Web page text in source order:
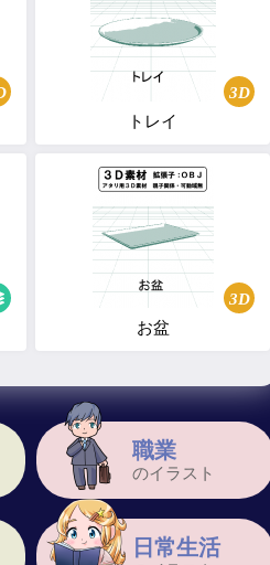
職業
のイラスト
日常生活
3D
トレイ
3D
お盆